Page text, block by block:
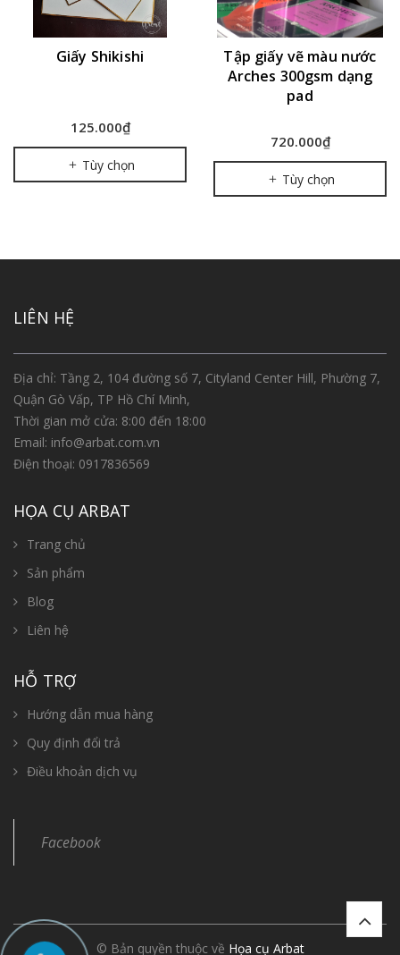
Giấy Shikishi
125.000₫
Tùy chọn
Tập giấy vẽ màu nước
Arches 300gsm dạng
pad
720.000₫
Tùy chọn
LIÊN HỆ
Địa chỉ: Tầng 2, 104 đường số 7, Cityland Center Hill, Phường 7,
Quận Gò Vấp, TP Hồ Chí Minh,
Thời gian mở cửa: 8:00 đến 18:00
Email: info@arbat.com.vn
Điện thoại: 0917836569
HỌA CỤ ARBAT
Trang chủ
Sản phẩm
Blog
Liên hệ
HỖ TRỢ
Hướng dẫn mua hàng
Quy định đổi trả
Điều khoản dịch vụ
Facebook
© Bản quyền thuộc về Họa cụ Arbat